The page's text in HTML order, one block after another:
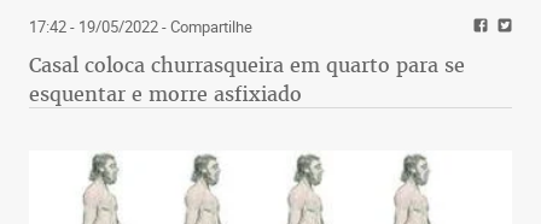
17:42 - 19/05/2022- Compartilhe
Casal coloca churrasqueira em quarto para se
esquentar e morre asfixiado